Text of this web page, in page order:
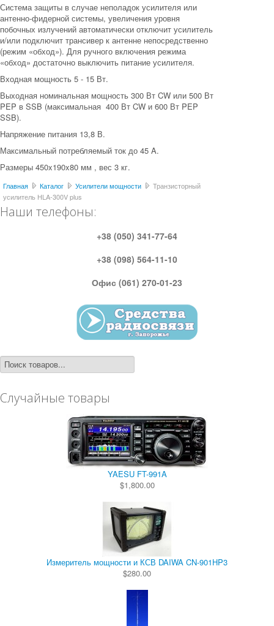
Система защиты в случае неполадок усилителя или
антенно-фидерной системы, увеличения уровня
побочных излучений автоматически отключит усилитель
и/или подключит трансивер к антенне непосредственно
(режим «обход»). Для ручного включения режима
«обход» достаточно выключить питание усилителя.
Входная мощность 5 - 15 Вт.
Выходная номинальная мощность 300 Вт CW или 500 Вт
PEP в SSB (максимальная 400 Вт CW и 600 Вт PEP
SSB).
Напряжение питания 13,8 В.
Максимальный потребляемый ток до 45 A.
Размеры 450x190x80 мм , вес 3 кг.
Главная Каталог Усилители мощности
Транзисторный
усилитель HLA-300V plus
Наши телефоны:
+38 (050) 341-77-64
+38 (098) 564-11-10
Офис (061) 270-01-23
Случайные товары
YAESU FT-991A
$1,800.00
Измеритель мощности и КСВ DAIWA CN-901HP3
$280.00